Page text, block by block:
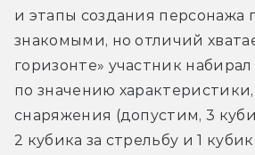
и этапы создания персонажа
знакомыми, но отличий
горизонте» участник
по значению
снаряжения (допустим, 3
2 кубика за стрельбу и 1